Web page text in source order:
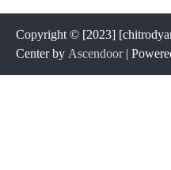
Copyright © [2023]
Center by Ascendoor|